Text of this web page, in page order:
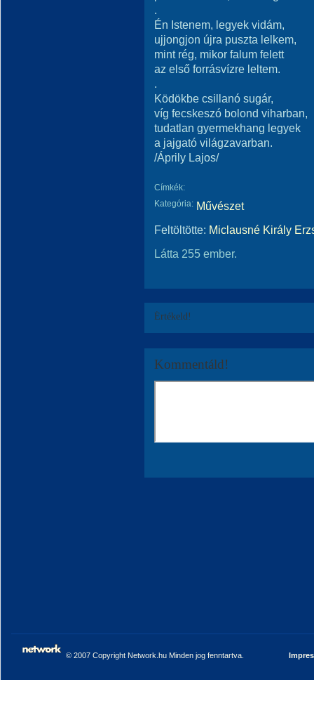
.
Én Istenem, legyek vidám,
ujjongjon újra puszta lelkem,
mint rég, mikor falum felett
az első forrásvízre leltem.
.
Ködökbe csillanó sugár,
víg fecskeszó bolond viharban,
tudatlan gyermekhang legyek
a jajgató világzavarban.
/Áprily Lajos/
Címkék:
Kategória: Művészet
Feltöltötte: Miclausné Király
Látta 255 ember.
Értékeld!
Kommentáld!
© 2007 Copyright Network.hu Minden jog fenntartva.